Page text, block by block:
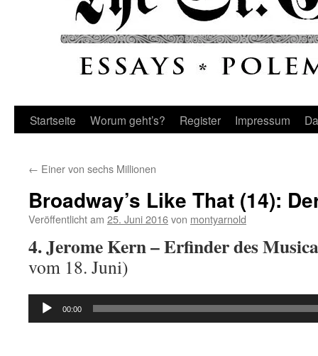
Startseite Worum geht’s? Register Impressum
← Einer von sechs Millionen
Broadway’s Like That (14):
Veröffentlicht am 25. Juni 2016von montyarnold
4. Jerome Kern – Erfinder des
vom 18. Juni)
Audio-
00:00